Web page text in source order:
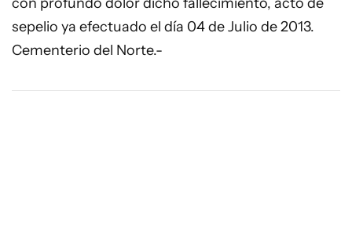
sepelio ya efectuado el día 04 de Julio de 2013.
Cementerio del Norte.-